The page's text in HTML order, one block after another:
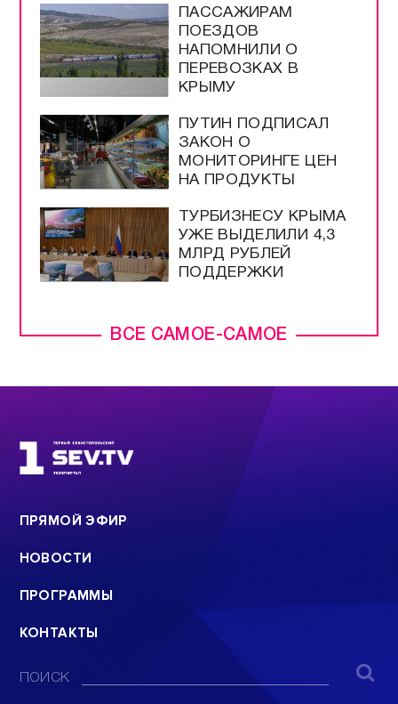
ВСЕ САМОЕ-САМОЕ
ПАССАЖИРАМ
ПОЕЗДОВ
НАПОМНИЛИ О
ПЕРЕВОЗКАХ В
КРЫМУ
ПУТИН ПОДПИСАЛ
ЗАКОН О
МОНИТОРИНГЕ ЦЕН
НА ПРОДУКТЫ
ТУРБИЗНЕСУ КРЫМА
УЖЕ ВЫДЕЛИЛИ 4,3
МЛРД РУБЛЕЙ
ПОДДЕРЖКИ
ПРЯМОЙ ЭФИР
НОВОСТИ
ПРОГРАММЫ
КОНТАКТЫ
ПОИСК